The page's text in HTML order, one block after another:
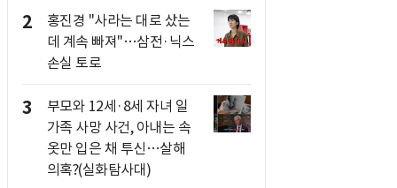
2
홍진경 "사라는 대로 샀는
데 계속 빠져"…삼전·닉스
손실 토로
3
부모와 12세·8세 자녀 일
가족 사망 사건, 아내는 속
옷만 입은 채 투신…살해
의혹?(실화탐사대)